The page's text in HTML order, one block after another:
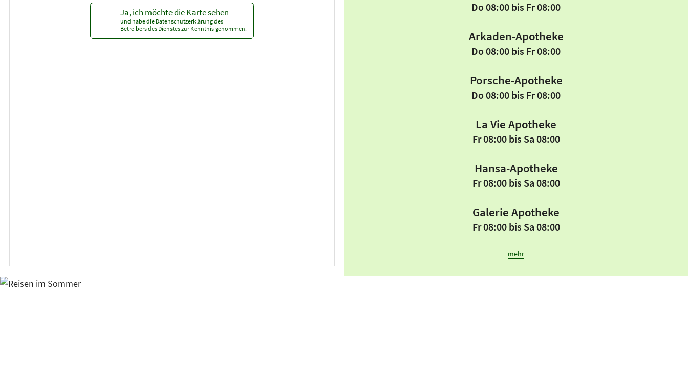
Ja, ich möchte die Karte sehen
und habe die Datenschutzerklärung des
Betreibers des Dienstes zur Kenntnis genommen.
Do 08:00 bis Fr 08:00
Arkaden-Apotheke
Do 08:00 bis Fr 08:00
Porsche-Apotheke
Do 08:00 bis Fr 08:00
La Vie Apotheke
Fr 08:00 bis Sa 08:00
Hansa-Apotheke
Fr 08:00 bis Sa 08:00
Galerie Apotheke
Fr 08:00 bis Sa 08:00
mehr